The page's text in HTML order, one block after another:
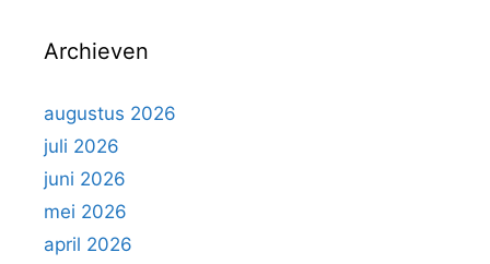
n
a
:
Archieven
augustus 2026
juli 2026
juni 2026
mei 2026
april 2026